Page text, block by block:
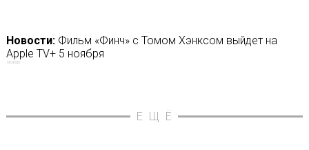
Новости:Фильм «Финч» с Томом Хэнксом выйдет на
Apple TV+ 5 ноября
19/09/2021
ЕЩЁ